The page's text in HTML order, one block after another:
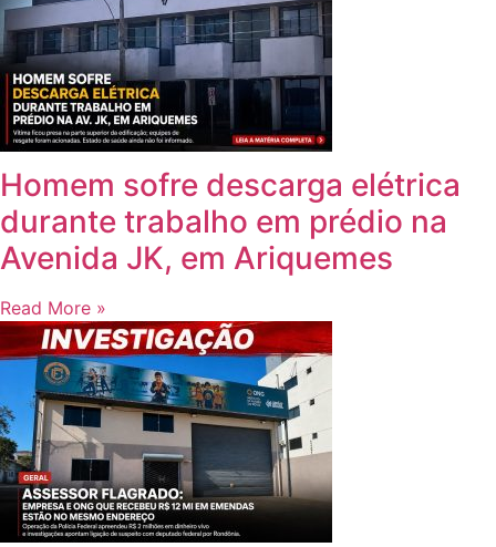
Homem sofre descarga elétrica
durante trabalho em prédio na
Avenida JK, em Ariquemes
Read More »